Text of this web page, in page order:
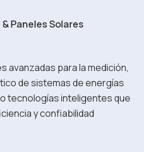
Paneles Solares
avanzadas para la medición,
de sistemas de energías
tecnologías inteligentes que
y confiabilidad